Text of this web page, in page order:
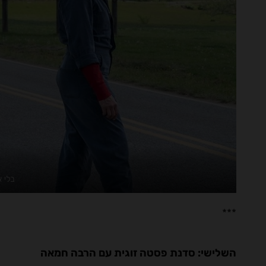
בלי
***
השלישי: סדנת פסטה זוגית עם הרבה חמאה